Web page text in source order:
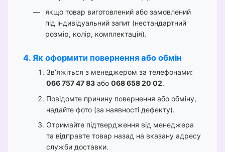
якщо товар виготовлений або замовлений
під індивідуальний запит (нестандартний
розмір, колір, комплектація).
4. Як оформити повернення або обмін
Зв’яжіться з менеджером за телефонами:
066 757 47 83 або 068 658 20 02.
Повідомте причину повернення або обміну,
надайте фото (за наявності дефекту).
Отримайте підтвердження від менеджера
та відправте товар назад на вказану адресу
служби доставки.